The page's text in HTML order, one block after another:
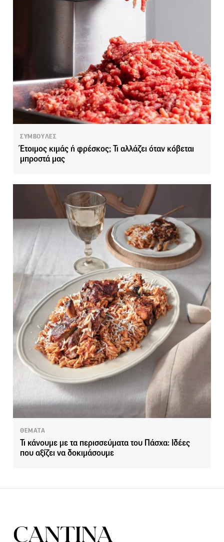
ΣΥΜΒΟΥΛΕΣ
Έτοιμος κιμάς ή φρέσκος; Τι αλλάζει όταν κόβεται
μπροστά μας
ΘΕΜΑΤΑ
Τι κάνουμε με τα περισσεύματα του Πάσχα: Ιδέες
που αξίζει να δοκιμάσουμε